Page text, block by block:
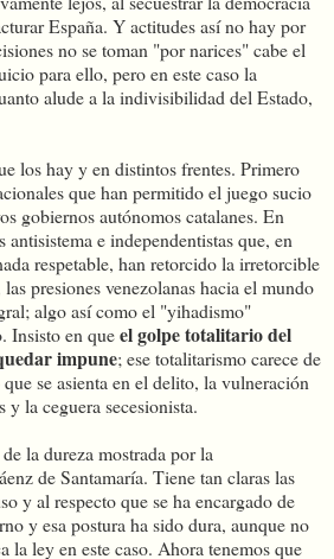
España. Y actitudes así no hay por
no se toman "por narices" cabe el
para ello, pero en este caso la
alude a la indivisibilidad del Estado,
los hay y en distintos frentes. Primero
que han permitido el juego sucio
gobiernos autónomos catalanes. En
e independentistas que, en
respetable, han retorcido la irretorcible
presiones venezolanas hacia el mundo
algo así como el "yihadismo"
Insisto en queel golpe totalitario del
impune; ese totalitarismo carece de
se asienta en el delito, la vulneración
y la ceguera secesionista.
la dureza mostrada por la
de Santamaría. Tiene tan claras las
y al respecto que se ha encargado de
y esa postura ha sido dura, aunque no
la ley en este caso. Ahora tenemos que